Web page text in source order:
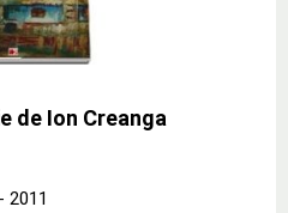
de Ion Creanga
- 2011